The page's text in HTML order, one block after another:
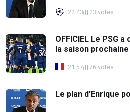
22:43 23 votes
OFFICIEL Le PSG
la saison prochaine
21:57 76 votes
Le plan d'Enrique